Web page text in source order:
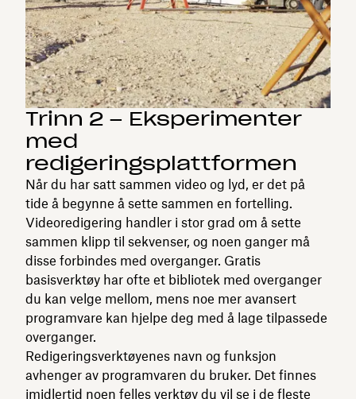
Trinn 2 – Eksperimenter
med
redigeringsplattformen
Når du har satt sammen video og lyd, er det på
tide å begynne å sette sammen en fortelling.
Videoredigering handler i stor grad om å sette
sammen klipp til sekvenser, og noen ganger må
disse forbindes med overganger. Gratis
basisverktøy har ofte et bibliotek med overganger
du kan velge mellom, mens noe mer avansert
programvare kan hjelpe deg med å lage tilpassede
overganger.
Redigeringsverktøyenes navn og funksjon
avhenger av programvaren du bruker. Det finnes
imidlertid noen felles verktøy du vil se i de fleste